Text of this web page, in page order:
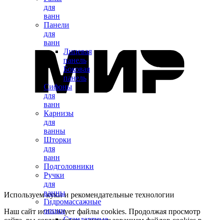
для
ванн
Панели
для
ванн
Лицевая
панель
Боковая
панель
Сифоны
для
ванн
Карнизы
для
ванны
Шторки
для
ванн
Подголовники
Ручки
для
ванны
Гидромассажные
опции
Используем куки и рекомендательные технологии
Наш сайт использует файлы cookies. Продолжая просмотр